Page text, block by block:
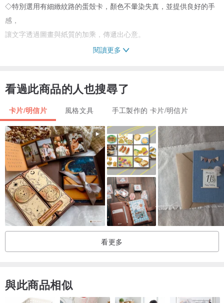
◇特別選用有細緻紋路的蛋殼卡，顏色不暈染失真，並提供良好的手
感，
讓文字透過圖畫與紙質的加乘，傳遞出心意。
◇10.5cm x 14.8cm
-
//小宣傳//
◇販售管道僅有Pinkoi、7-11賣貨便、FB商店
◇粉專同名搜尋『啵啵 bobocala』，新作不定期發佈，歡迎追蹤 :)
-
//注意事項//
◇確認訂單後印製，約2工作天寄出。
◇訂購前，請理解商品皆可能因拍攝光線及螢幕不同產生色差問題；
確保商品狀態。
閱讀更多
看過此商品的人也搜尋了
卡片/明信片 風格文具 手工製作的 卡片/明信片
看更多
與此商品相似